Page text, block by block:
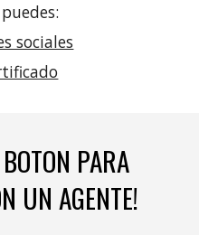
sociales
PARA
UN AGENTE!